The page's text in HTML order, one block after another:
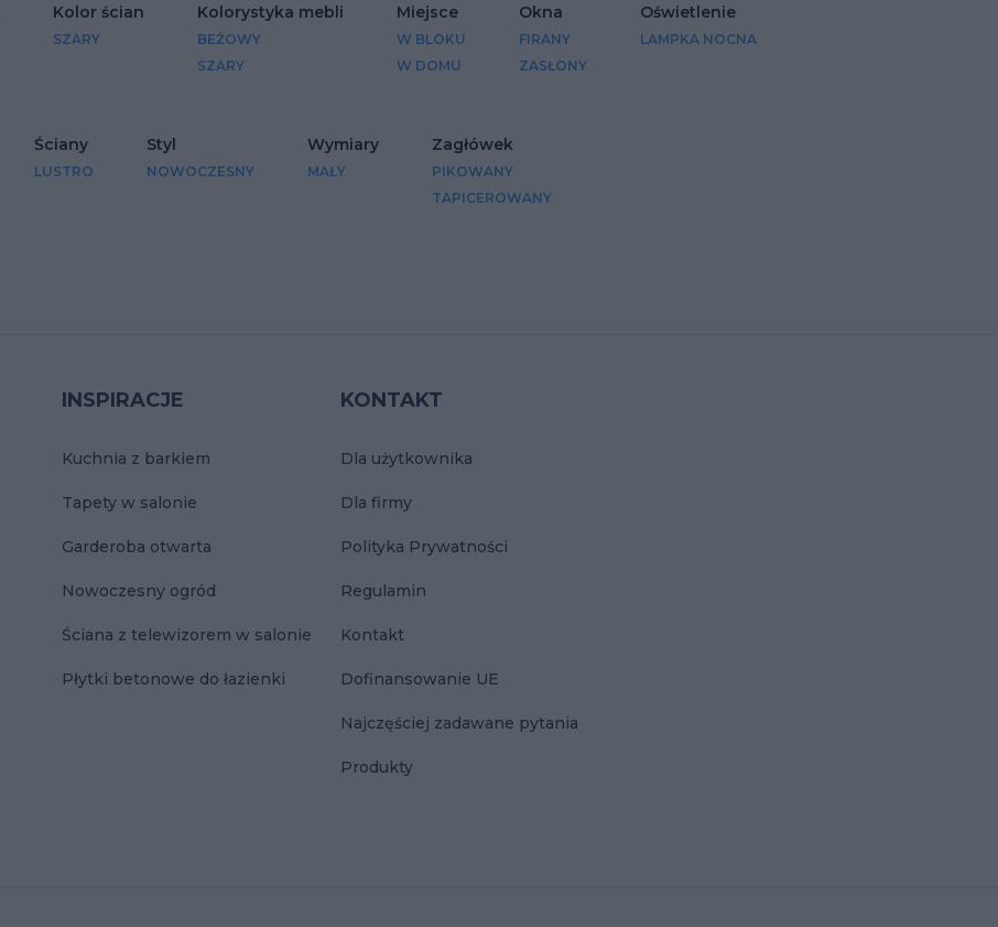
Kolor ścian
SZARY
Kolorystyka mebli
BEŻOWY
SZARY
Miejsce
W BLOKU
W DOMU
Okna
FIRANY
ZASŁONY
Oświetlenie
LAMPKA NOCNA
Ściany
LUSTRO
Styl
NOWOCZESNY
Wymiary
MAŁY
Zagłówek
PIKOWANY
TAPICEROWANY
INSPIRACJE
Kuchnia z barkiem
Tapety w salonie
Garderoba otwarta
Nowoczesny ogród
Ściana z telewizorem w salonie
Płytki betonowe do łazienki
KONTAKT
Dla użytkownika
Dla firmy
Polityka Prywatności
Regulamin
Kontakt
Dofinansowanie UE
Najczęściej zadawane pytania
Produkty